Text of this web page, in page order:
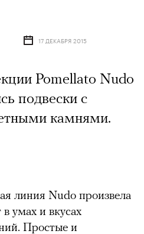
17 ДЕКАБРЯ 2015
Pomellato Nudo
подвески с
камнями.
линия Nudo произвела
умах и вкусах
Простые и